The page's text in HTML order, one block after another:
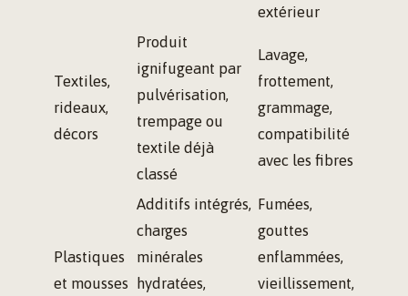
extérieur
Textiles,
rideaux,
décors
Produit
ignifugeant par
pulvérisation,
trempage ou
textile déjà
classé
Lavage,
frottement,
grammage,
compatibilité
avec les fibres
Plastiques
et mousses
Additifs intégrés,
charges
minérales
hydratées,
Fumées,
gouttes
enflammées,
vieillissement,